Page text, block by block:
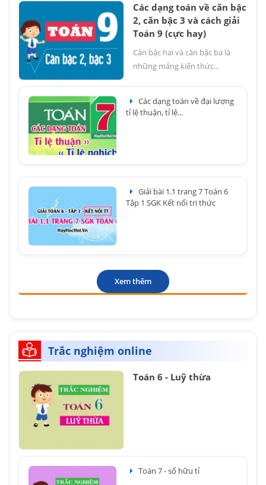
Các dạng toán về căn bậc
2, căn bậc 3 và cách giải
Toán 9 (cực hay)
Căn bậc hai và căn bậc ba là
những mảng kiến thức...
Các dạng toán về đại lượng
tỉ lệ thuận, tỉ lệ...
Giải bài 1.1 trang 7 Toán 6
Tập 1 SGK Kết nối tri thức
Xem thêm
Trắc nghiệm online
Toán 6 - Luỹ thừa
Toán 7 - số hữu tỉ